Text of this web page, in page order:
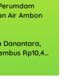
Air Ambon
Danantara,
Rp10,4